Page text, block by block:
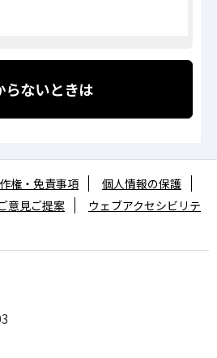
らないときは
権・免責事項
個人情報の保護
意見ご提案
ウェブアクセシビリテ